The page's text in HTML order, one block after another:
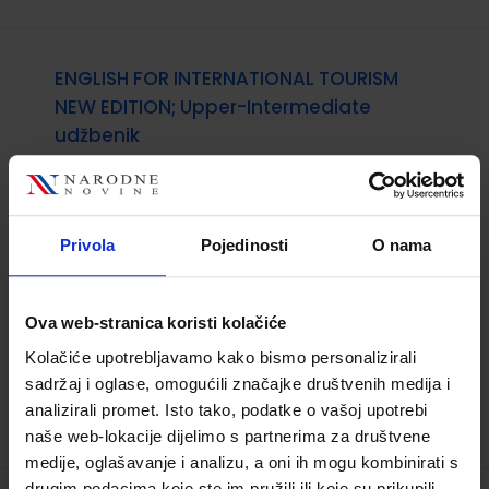
Privola Pojedinosti O nama
Ova web-stranica koristi kolačiće
Kolačiće upotrebljavamo kako bismo personalizirali
sadržaj i oglase, omogućili značajke društvenih medija i
analizirali promet. Isto tako, podatke o vašoj upotrebi
naše web-lokacije dijelimo s partnerima za društvene
medije, oglašavanje i analizu, a oni ih mogu kombinirati s
ENGLISH FOR INTERNATIONAL TOURISM
NEW EDITION; Upper-Intermediate
udžbenik
Šifra proizvoda:
Autor(i): Peter Strutt
broj ministarstva: